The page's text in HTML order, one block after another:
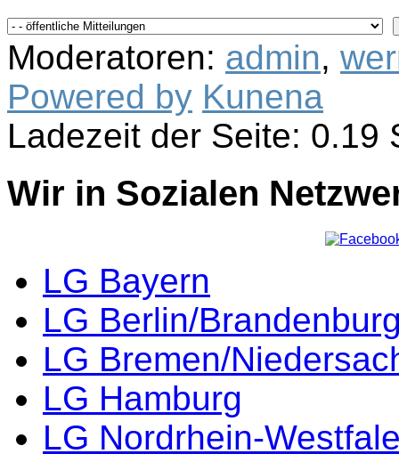
Moderatoren: admin,
Powered by Kunena
Ladezeit der Seite: 0.19
Wir in Sozialen
LG Bayern
LG Berlin/
LG Bremen/
LG Hamburg
LG Nordrhein-